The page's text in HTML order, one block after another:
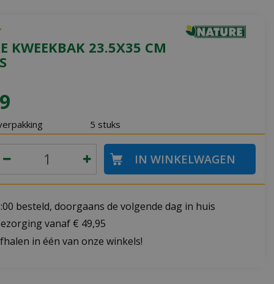
KWEEKBAK 23.5X35 CM
5 stuks
besteld, doorgaans de volgende dag in huis
vanaf € 49,95
in één van onze winkels!